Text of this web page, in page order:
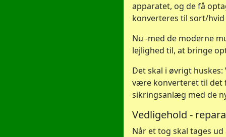
apparatet, og de få
konverteres til sort/hvid
Nu -med de moderne
lejlighed til, at bringe
Det skal i øvrigt huskes:
være konverteret til det
sikringsanlæg med de
Vedligehold -
Når et tog skal tages